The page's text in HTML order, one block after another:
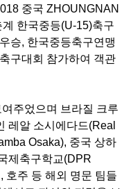
중국ZHOUNGNAN
계 한국중등(U-15)축구
승, 한국중등축구연맹
구대회 참가하여 객관
주었으며 브라질 크루
레알 소시에다드(Real
Osaka), 중국 상하
제축구학교(DPR
, 호주 등 해외 명문 팀들